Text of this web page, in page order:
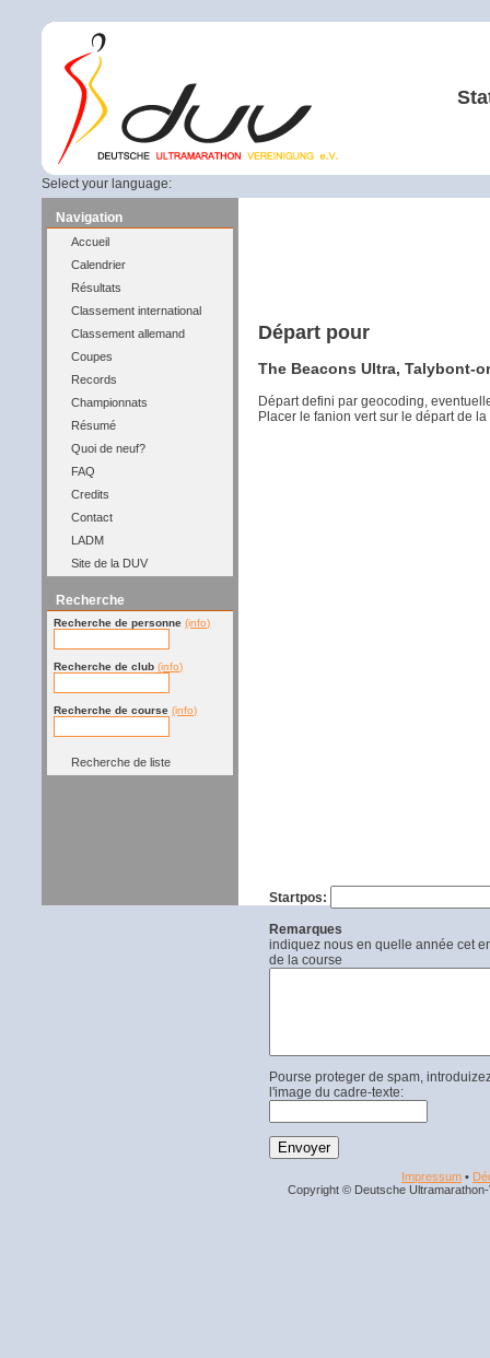
Select your language:
Navigation
Accueil
Calendrier
Résultats
Classement international
Classement allemand
Coupes
Records
Championnats
Résumé
Quoi de neuf?
FAQ
Credits
Contact
LADM
Site de la DUV
Recherche
Recherche de personne (info)
Recherche de club (info)
Recherche de course (info)
Recherche de liste
Départ pour
The Beacons Ultra, Talybont-
Départ defini par geocoding,
Placer le fanion vert sur le départ de
Startpos:
Remarques
indiquez nous en quelle année cet
de la course
Pourse proteger de spam,
l'image du cadre-texte:
Impressum •
Copyright © Deutsche